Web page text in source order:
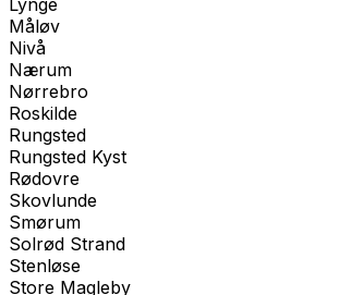
Måløv
Nivå
Nærum
Nørrebro
Roskilde
Rungsted
Rungsted Kyst
Rødovre
Skovlunde
Smørum
Solrød Strand
Stenløse
Store Magleby